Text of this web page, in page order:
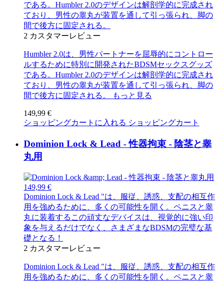
である。Humbler 2.0のデザインは解剖学的に完成され
ており、男性の睾丸が装置を通して引っ張られ、脚の
間で後方に固定される。
2 カスタマーレビュー
Humbler 2.0は、男性パートナーを屈辱的にコントロー
ルするために特別に開発されたBDSMセックスグッズ
である。Humbler 2.0のデザインは解剖学的に完成され
ており、男性の睾丸が装置を通して引っ張られ、脚の
間で後方に固定される。
もっと見る
149,99 €
ショッピングカートに入れる ショッピングカート
Dominion Lock & Lead - 性器拘束 - 陰茎と睾
丸用
149,99 €
Dominion Lock & Lead "は、服従、誘惑、支配の相互作
用を強めるために、多くの可能性を開く。ペニスと睾
丸に装着するこの頑丈なデバイスは、視覚的に強い印
象を与えるだけでなく、さまざまなBDSMの完璧な基
礎となる！
2 カスタマーレビュー
Dominion Lock & Lead "は、服従、誘惑、支配の相互作
用を強めるために、多くの可能性を開く。ペニスと睾